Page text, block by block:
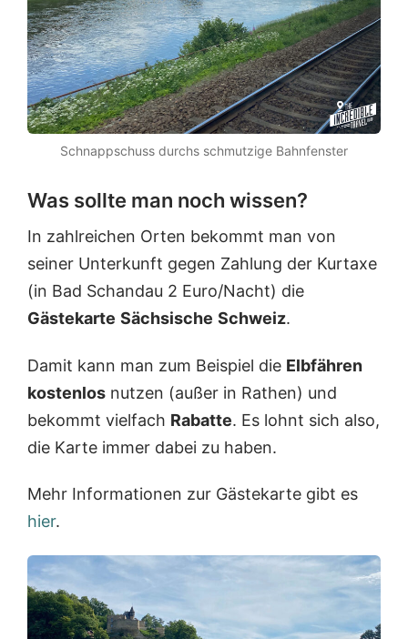
Schnappschuss durchs schmutzige Bahnfenster
Was sollte man noch wissen?
In zahlreichen Orten bekommt man von
seiner Unterkunft gegen Zahlung der Kurtaxe
(in Bad Schandau 2 Euro/Nacht) die
Gästekarte Sächsische Schweiz.
Damit kann man zum Beispiel die Elbfähren
kostenlos nutzen (außer in Rathen) und
bekommt vielfach Rabatte. Es lohnt sich also,
die Karte immer dabei zu haben.
Mehr Informationen zur Gästekarte gibt es
hier.